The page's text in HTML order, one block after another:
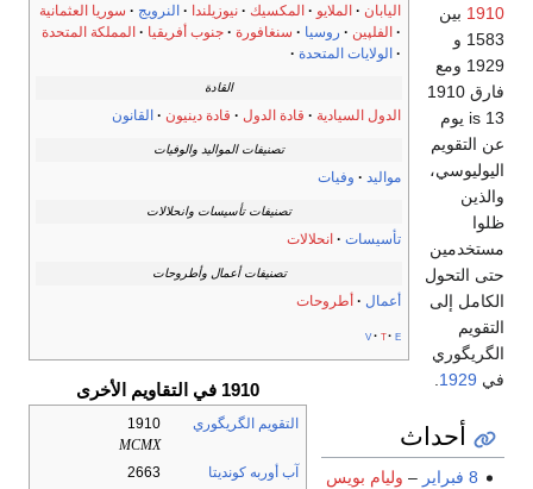
اليابان
الملايو المكسيك نيوزيلندا النرويج
سوريا العثمانية
الفلپين
روسيا سنغافورة جنوب أفريقيا
المملكة المتحدة
الولايات المتحدة
القادة
الدول السيادية قادة الدول قادة دينيون القانون
تصنيفات المواليد والوفيات
مواليد وفيات
تصنيفات تأسيسات وانحلالات
تأسيسات انحلالات
تصنيفات أعمال وأطروحات
أعمال أطروحات
v t e
1910 في التقاويم الأخرى
التقويم الگريگوري
1910
MCMX
آب أوربه كونديتا
2663
1910 بين
1583 و
1929 ومع
فارق 1910
is 13 يوم
عن التقويم
اليوليوسي،
والذين
ظلوا
مستخدمين
حتى التحول
الكامل إلى
التقويم
الگريگوري
في 1929
أحداث
8 فبراير – وليام بويس